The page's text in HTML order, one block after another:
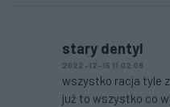
stary dentyl
2022-12-15 11:02:09
wszystko racja tyle
już to wszystko co